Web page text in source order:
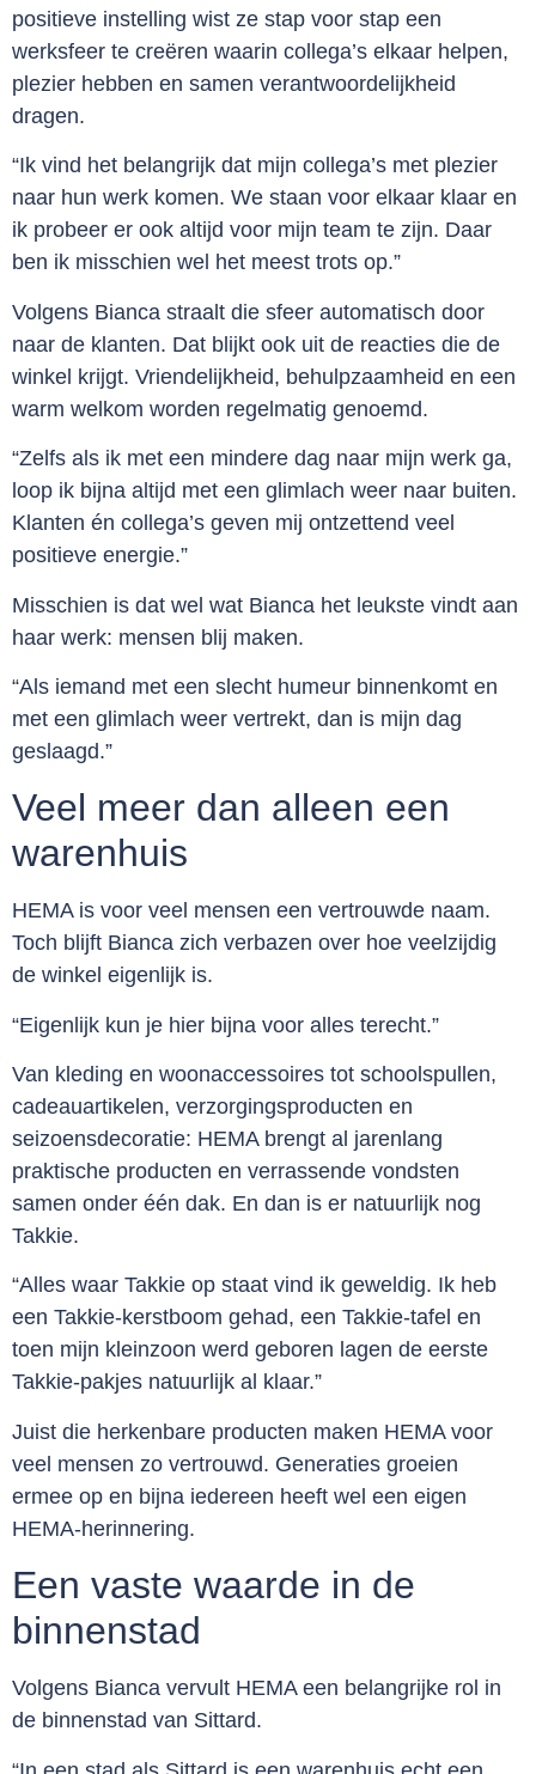
positieve instelling wist ze stap voor stap een
werksfeer te creëren waarin collega’s elkaar helpen,
plezier hebben en samen verantwoordelijkheid
dragen.
“Ik vind het belangrijk dat mijn collega’s met plezier
naar hun werk komen. We staan voor elkaar klaar en
ik probeer er ook altijd voor mijn team te zijn. Daar
ben ik misschien wel het meest trots op.”
Volgens Bianca straalt die sfeer automatisch door
naar de klanten. Dat blijkt ook uit de reacties die de
winkel krijgt. Vriendelijkheid, behulpzaamheid en een
warm welkom worden regelmatig genoemd.
“Zelfs als ik met een mindere dag naar mijn werk ga,
loop ik bijna altijd met een glimlach weer naar buiten.
Klanten én collega’s geven mij ontzettend veel
positieve energie.”
Misschien is dat wel wat Bianca het leukste vindt aan
haar werk: mensen blij maken.
“Als iemand met een slecht humeur binnenkomt en
met een glimlach weer vertrekt, dan is mijn dag
geslaagd.”
Veel meer dan alleen een
warenhuis
HEMA is voor veel mensen een vertrouwde naam.
Toch blijft Bianca zich verbazen over hoe veelzijdig
de winkel eigenlijk is.
“Eigenlijk kun je hier bijna voor alles terecht.”
Van kleding en woonaccessoires tot schoolspullen,
cadeauartikelen, verzorgingsproducten en
seizoensdecoratie: HEMA brengt al jarenlang
praktische producten en verrassende vondsten
samen onder één dak. En dan is er natuurlijk nog
Takkie.
“Alles waar Takkie op staat vind ik geweldig. Ik heb
een Takkie-kerstboom gehad, een Takkie-tafel en
toen mijn kleinzoon werd geboren lagen de eerste
Takkie-pakjes natuurlijk al klaar.”
Juist die herkenbare producten maken HEMA voor
veel mensen zo vertrouwd. Generaties groeien
ermee op en bijna iedereen heeft wel een eigen
HEMA-herinnering.
Een vaste waarde in de
binnenstad
Volgens Bianca vervult HEMA een belangrijke rol in
de binnenstad van Sittard.